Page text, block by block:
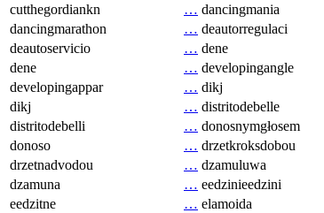
cutthegordiankn
… dancingmania
dancingmarathon
… deautorregulaci
deautoservicio
… dene
dene
… developingangle
developingappar
… dikj
dikj
… distritodebelle
distritodebelli
… donosnymgłosem
donoso
… drzetkroksdobou
drzetnadvodou
… dzamuluwa
dzamuna
… eedzinieedzini
eedzitne
… elamoida